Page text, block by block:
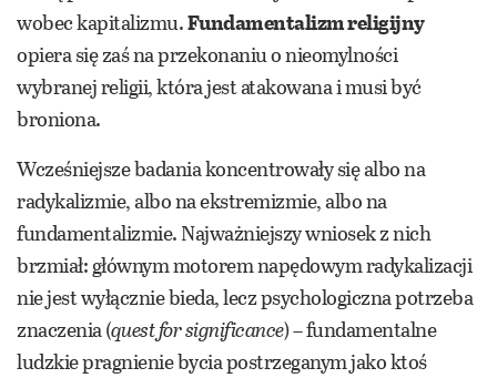
wobec kapitalizmu.Fundamentalizm religijny
opiera się zaś na przekonaniu o nieomylności
wybranej religii, która jest atakowana i musi być
broniona.
Wcześniejsze badania koncentrowały się albo na
radykalizmie, albo na ekstremizmie, albo na
fundamentalizmie. Najważniejszy wniosek z nich
brzmiał: głównym motorem napędowym radykalizacji
nie jest wyłącznie bieda, lecz psychologiczna potrzeba
znaczenia (quest for significance) – fundamentalne
ludzkie pragnienie bycia postrzeganym jako ktoś